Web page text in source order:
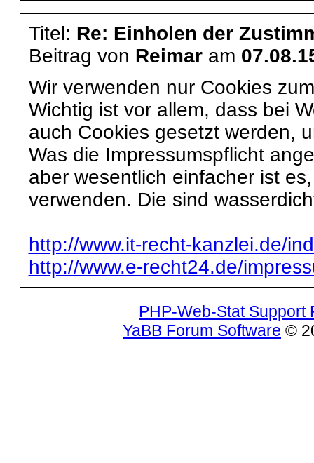
Titel: Re: Einholen der
Beitrag von Reimaram
Wir verwenden nur Cookies
Wichtig ist vor allem, dass bei
auch Cookies gesetzt werden,
Was die Impressumspflicht
aber wesentlich einfacher ist
verwenden. Die sind
http://www.it-recht-kanzlei.de/
http://www.e-recht24.de/
PHP-Web-Stat Support
YaBB Forum Software ©